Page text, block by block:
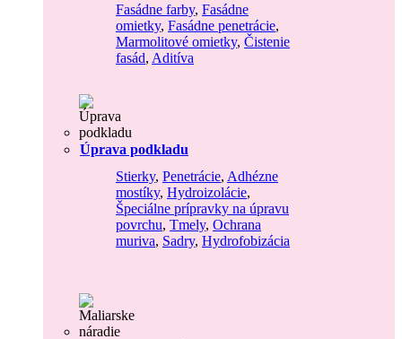
Fasádne farby, Fasádne
omietky, Fasádne penetrácie,
Marmolitové omietky, Čistenie
fasád, Aditíva
Úprava podkladu
Stierky, Penetrácie, Adhézne
mostíky, Hydroizolácie,
Špeciálne prípravky na úpravu
povrchu, Tmely, Ochrana
muriva, Sadry, Hydrofobizácia